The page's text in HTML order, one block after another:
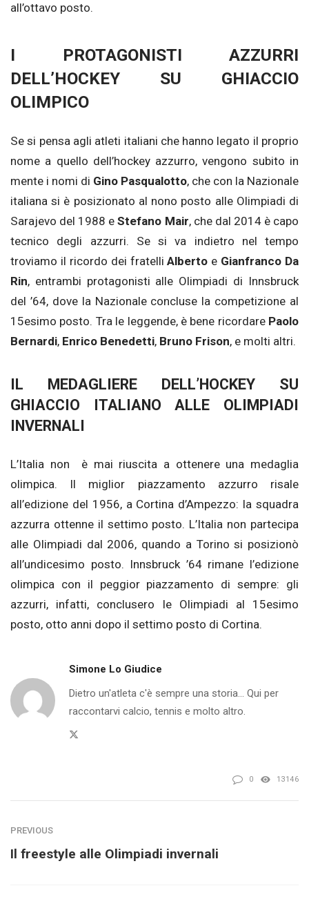
all’ottavo posto.
I PROTAGONISTI AZZURRI
DELL’HOCKEY SU GHIACCIO
OLIMPICO
Se si pensa agli atleti italiani che hanno legato il proprio
nome a quello dell’hockey azzurro, vengono subito in
mente i nomi di Gino Pasqualotto, che con la Nazionale
italiana si è posizionato al nono posto alle Olimpiadi di
Sarajevo del 1988 eStefano Mair, che dal 2014 è capo
tecnico degli azzurri. Se si va indietro nel tempo
troviamo il ricordo dei fratelliAlberto e Gianfranco Da
Rin, entrambi protagonisti alle Olimpiadi di Innsbruck
del ’64, dove la Nazionale concluse la competizione al
15esimo posto. Tra le leggende, è bene ricordare Paolo
Bernardi, Enrico Benedetti, Bruno Frison, e molti altri.
IL MEDAGLIERE DELL’HOCKEY SU
GHIACCIO ITALIANO ALLE OLIMPIADI
INVERNALI
L’Italia non è mai riuscita a ottenere una medaglia
olimpica. Il miglior piazzamento azzurro risale
all’edizione del 1956, a Cortina d’Ampezzo: la squadra
azzurra ottenne il settimo posto. L’Italia non partecipa
alle Olimpiadi dal 2006, quando a Torino si posizionò
all’undicesimo posto. Innsbruck ’64 rimane l’edizione
olimpica con il peggior piazzamento di sempre: gli
azzurri, infatti, conclusero le Olimpiadi al 15esimo
posto, otto anni dopo il settimo posto di Cortina.
Simone Lo Giudice
Dietro un'atleta c'è sempre una storia... Qui per
raccontarvi calcio, tennis e molto altro.
0 13146
PREVIOUS
Il freestyle alle Olimpiadi invernali